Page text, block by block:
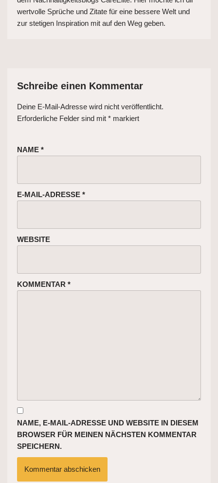
wertvolle Sprüche und Zitate für eine bessere Welt und
zur stetigen Inspiration mit auf den Weg geben.
Schreibe einen Kommentar
Deine E-Mail-Adresse wird nicht veröffentlicht.
Erforderliche Felder sind mit * markiert
NAME *
E-MAIL-ADRESSE *
WEBSITE
KOMMENTAR *
NAME, E-MAIL-ADRESSE UND WEBSITE IN DIESEM
BROWSER FÜR MEINEN NÄCHSTEN KOMMENTAR
SPEICHERN.